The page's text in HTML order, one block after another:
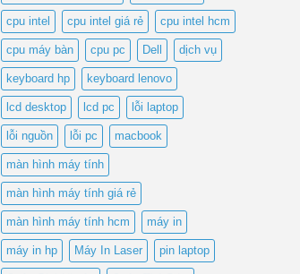
cpu intel cpu intel giá rẻ cpu intel hcm
cpu máy bàn cpu pc Dell dịch vụ
keyboard hp keyboard lenovo
lcd desktop lcd pc lỗi laptop
lỗi nguồn lỗi pc macbook
màn hình máy tính
màn hình máy tính giá rẻ
màn hình máy tính hcm máy in
máy in hp Máy In Laser pin laptop